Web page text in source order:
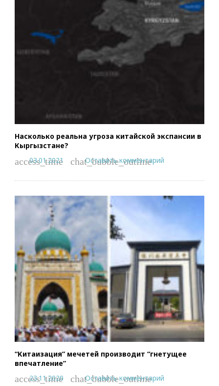
Насколько реальна угроза китайской экспансии в
Кыргызстане?
access_time
03.01.2021 chat_bubble_outline
Оставить комментарий
“Китаизация” мечетей производит “гнетущее
впечатление”
access_time
23.11.2020 chat_bubble_outline
Оставить комментарий